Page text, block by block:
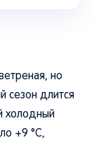
но
сезон длится
холодный
+9 °C,